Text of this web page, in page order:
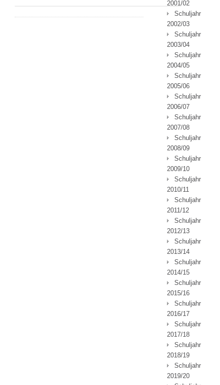
2001/02
Schuljahr
2002/03
Schuljahr
2003/04
Schuljahr
2004/05
Schuljahr
2005/06
Schuljahr
2006/07
Schuljahr
2007/08
Schuljahr
2008/09
Schuljahr
2009/10
Schuljahr
2010/11
Schuljahr
2011/12
Schuljahr
2012/13
Schuljahr
2013/14
Schuljahr
2014/15
Schuljahr
2015/16
Schuljahr
2016/17
Schuljahr
2017/18
Schuljahr
2018/19
Schuljahr
2019/20